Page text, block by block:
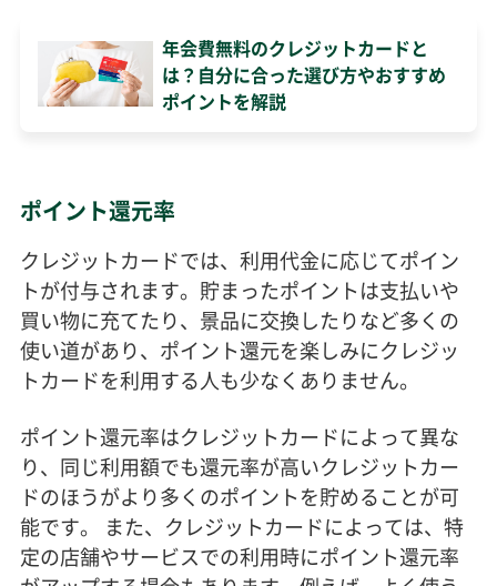
年会費無料のクレジットカードと
は？自分に合った選び方やおすすめ
ポイントを解説
ポイント還元率
クレジットカードでは、利用代金に応じてポイン
トが付与されます。貯まったポイントは支払いや
買い物に充てたり、景品に交換したりなど多くの
使い道があり、ポイント還元を楽しみにクレジッ
トカードを利用する人も少なくありません。
ポイント還元率はクレジットカードによって異な
り、同じ利用額でも還元率が高いクレジットカー
ドのほうがより多くのポイントを貯めることが可
能です。 また、クレジットカードによっては、特
定の店舗やサービスでの利用時にポイント還元率